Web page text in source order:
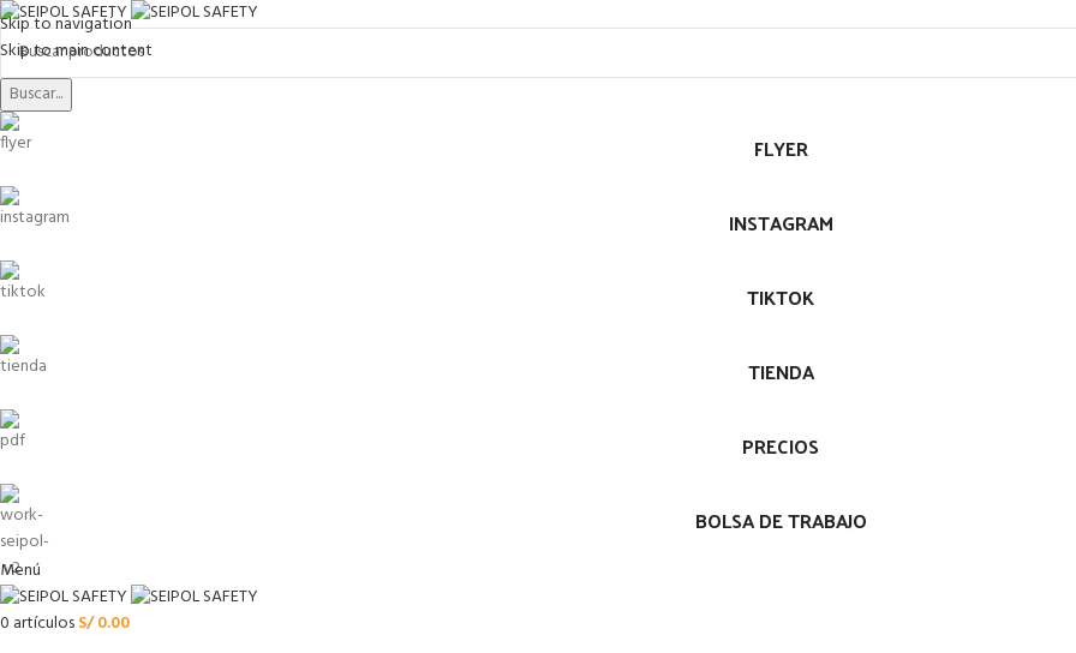
Skip to navigation
Skip to main content
Buscar...
FLYER
INSTAGRAM
TIKTOK
TIENDA
PRECIOS
BOLSA DE TRABAJO
Menú
0 artículosS/0.00